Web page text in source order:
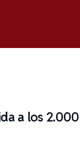
a los 2.000